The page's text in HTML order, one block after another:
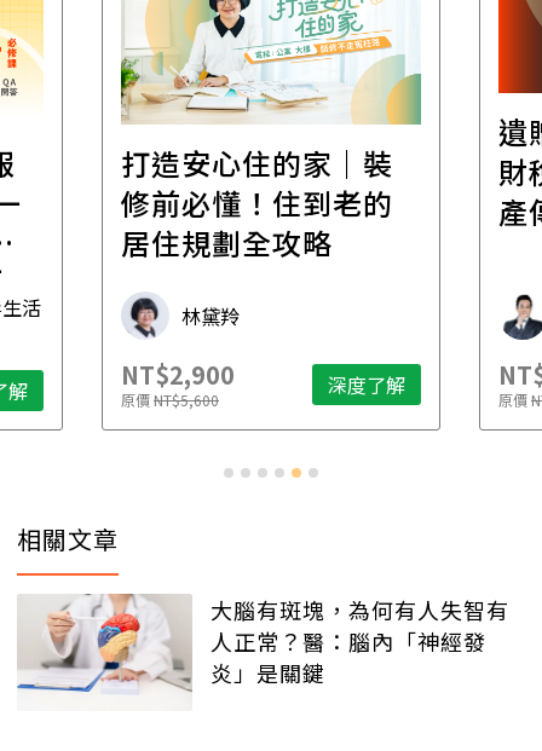
活
解
打造安心住的家｜裝
修前必懂！住到老的
居住規劃全攻略
林黛羚
NT$2,900
原價NT$5,600 深度了解
遺
財
產
原價
相關文章
大腦有斑塊，為何有人失智有
人正常？醫：腦內「神經發
炎」是關鍵